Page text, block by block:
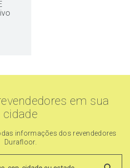
em sua
cidade
informações dos revendedores
Durafloor.